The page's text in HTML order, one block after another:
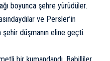
boyunca şehre yürüdüler.
ve Persler’in
şehir düşmanın eline geçti.